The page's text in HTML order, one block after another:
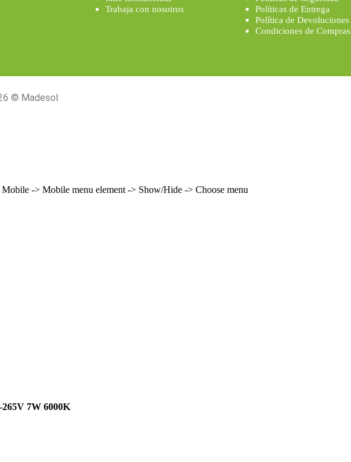
Trabaja con nosotros
Políticas de Entrega
Política de Devoluciones
Condiciones de Compras
© Madesol
-> Mobile menu element -> Show/Hide -> Choose menu
7W 6000K